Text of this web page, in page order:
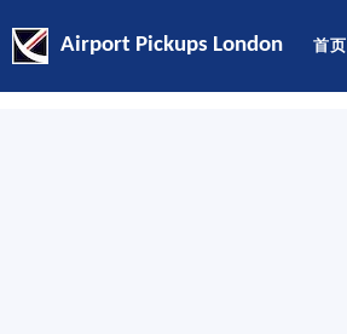
Airport Pickups London 首页